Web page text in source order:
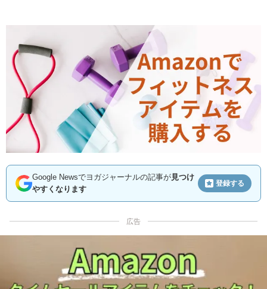
Google Newsでヨガジャーナルの記事が見つけ
やすくなります
登録する
広告